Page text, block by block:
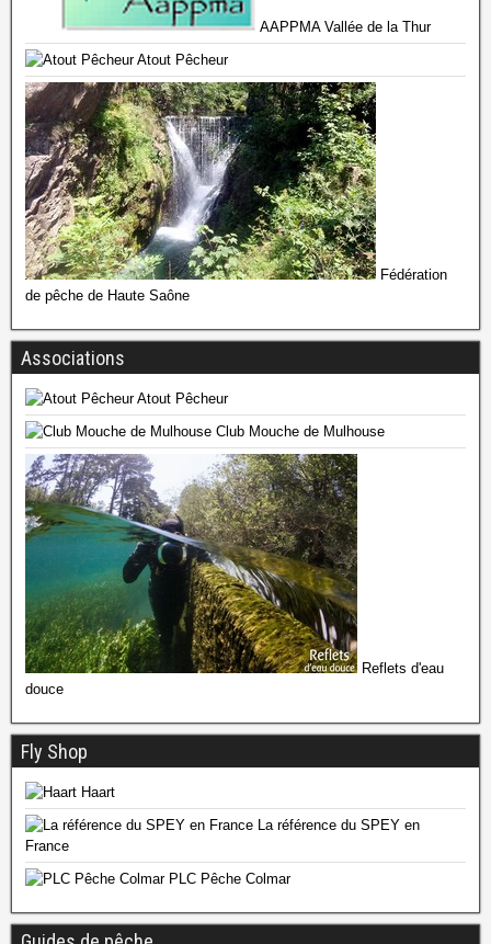
AAPPMA Vallée de la Thur
Atout Pêcheur
Fédération
de pêche de Haute Saône
Associations
Atout Pêcheur
Club Mouche de Mulhouse
Reflets d'eau
douce
Fly Shop
Haart
La référence du SPEY en
France
PLC Pêche Colmar